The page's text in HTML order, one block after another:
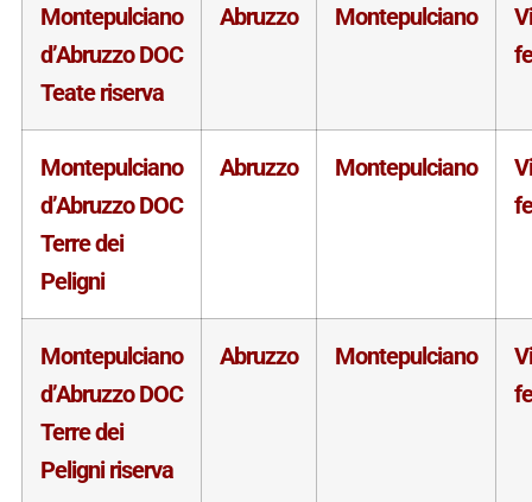
Montepulciano
d’Abruzzo DOC
Teate riserva
Abruzzo Montepulciano
Montepulciano
d’Abruzzo DOC
Terre dei
Peligni
Abruzzo Montepulciano
Montepulciano
d’Abruzzo DOC
Terre dei
Peligni riserva
Abruzzo Montepulciano